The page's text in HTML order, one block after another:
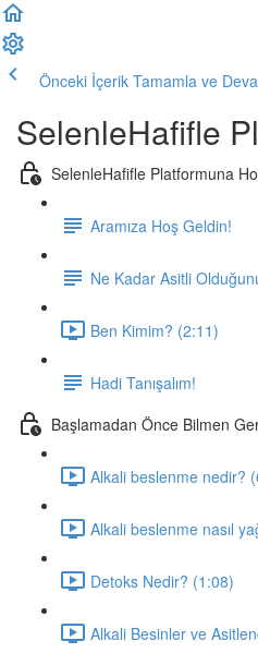
Önceki İçerik Tamamla ve
SelenleHafifle
SelenleHafifle Platformuna
Aramıza Hoş Geldin!
Ne Kadar Asitli
Ben Kimim? (2:11)
Hadi Tanışalım!
Başlamadan Önce Bilmen
Alkali beslenme nedir?
Alkali beslenme nasıl
Detoks Nedir? (1:08)
Alkali Besinler ve